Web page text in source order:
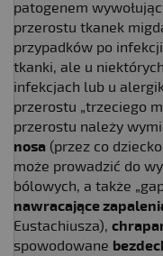
patogenem
przerostu tkanek
przypadków po
tkanki, ale u
infekcjach lub u
przerostu „trzeciego
przerostu należy
nosa (przez co
może prowadzić do
bólowych, a także
nawracające
Eustachiusza),
spowodowane